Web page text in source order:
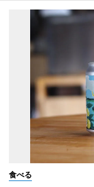
食べる